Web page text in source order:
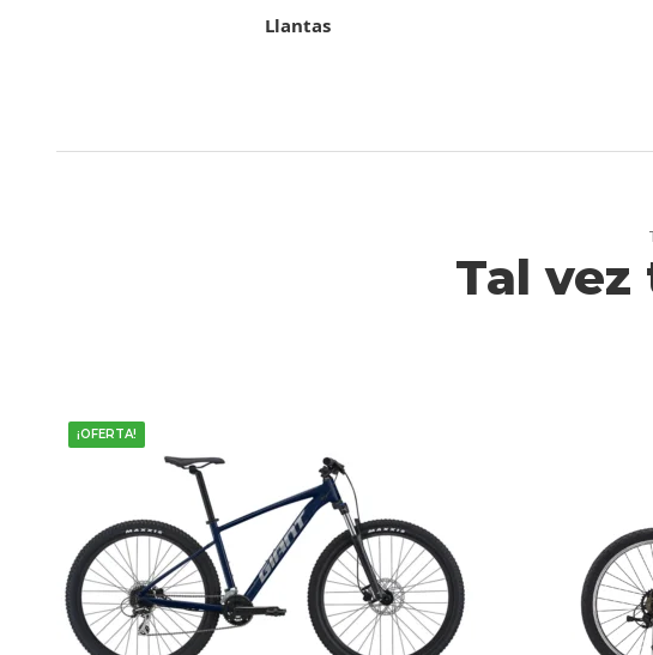
Llantas
Tal vez
¡OFERTA!
Este
producto
múltiples
variantes.
Las
opciones
se